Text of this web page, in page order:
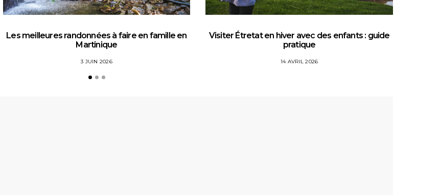
Les meilleures randonnées à faire en famille en
Martinique
3 JUIN 2026
Visiter Étretat en hiver avec des enfants : guide
pratique
14 AVRIL 2026